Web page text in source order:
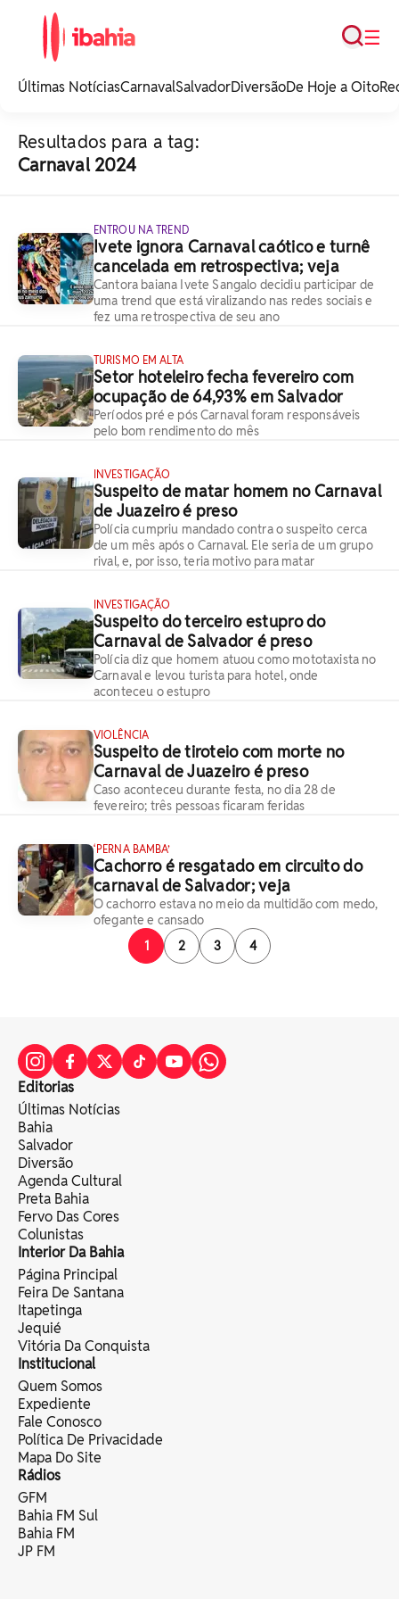
noticias e
☰
Busca
Últimas NotíciasCarnavalSalvadorDiversãoDe Hoje a Oito
Resultados para a tag:
Carnaval 2024
ENTROU NA TREND
Ivete ignora Carnaval caótico e turnê
cancelada em retrospectiva; veja
Cantora baiana Ivete Sangalo decidiu participar de
uma trend que está viralizando nas redes sociais e
fez uma retrospectiva de seu ano
TURISMO EM ALTA
Setor hoteleiro fecha fevereiro com
ocupação de 64,93% em Salvador
Períodos pré e pós Carnaval foram responsáveis
pelo bom rendimento do mês
INVESTIGAÇÃO
Suspeito de matar homem no Carnaval
de Juazeiro é preso
Polícia cumpriu mandado contra o suspeito cerca
de um mês após o Carnaval. Ele seria de um grupo
rival, e, por isso, teria motivo para matar
INVESTIGAÇÃO
Suspeito do terceiro estupro do
Carnaval de Salvador é preso
Polícia diz que homem atuou como mototaxista no
Carnaval e levou turista para hotel, onde
aconteceu o estupro
VIOLÊNCIA
Suspeito de tiroteio com morte no
Carnaval de Juazeiro é preso
Caso aconteceu durante festa, no dia 28 de
fevereiro; três pessoas ficaram feridas
‘PERNA BAMBA’
Cachorro é resgatado em circuito do
carnaval de Salvador; veja
O cachorro estava no meio da multidão com medo,
ofegante e cansado
1
2 3 4
Editorias
Últimas Notícias
Bahia
Salvador
Diversão
Agenda Cultural
Preta Bahia
Fervo Das Cores
Colunistas
Interior Da Bahia
Página Principal
Feira De Santana
Itapetinga
Jequié
Vitória Da Conquista
Institucional
Quem Somos
Expediente
Fale Conosco
Política De Privacidade
Mapa Do Site
Rádios
GFM
Bahia FM Sul
Bahia FM
JP FM